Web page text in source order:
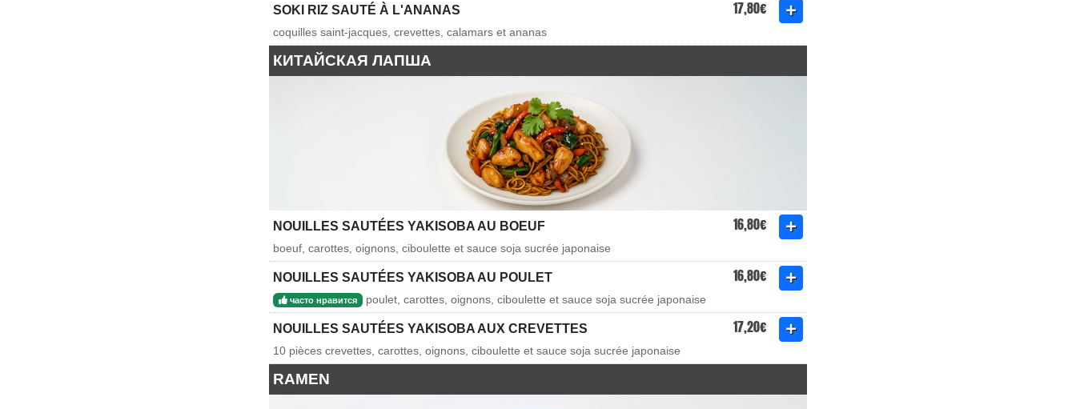
SOKI RIZ SAUTÉ À L'ANANAS 17,80€
coquilles saint-jacques, crevettes, calamars et ananas
КИТАЙСКАЯ ЛАПША
NOUILLES SAUTÉES YAKISOBA AU BOEUF 16,80€
boeuf, carottes, oignons, ciboulette et sauce soja sucrée japonaise
NOUILLES SAUTÉES YAKISOBA AU POULET 16,80€
часто нравится poulet, carottes, oignons, ciboulette et sauce soja sucrée japonaise
NOUILLES SAUTÉES YAKISOBA AUX CREVETTES 17,20€
10 pièces crevettes, carottes, oignons, ciboulette et sauce soja sucrée japonaise
RAMEN